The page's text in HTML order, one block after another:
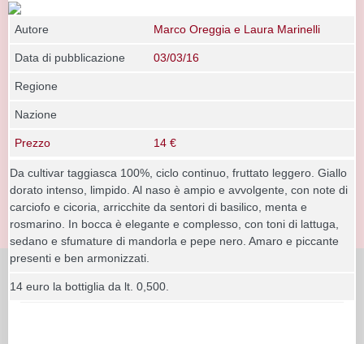
Autore Marco Oreggia e Laura Marinelli
Data di pubblicazione 03/03/16
Regione
Nazione
Prezzo 14 €
Da cultivar taggiasca 100%, ciclo continuo, fruttato leggero. Giallo
dorato intenso, limpido. Al naso è ampio e avvolgente, con note di
carciofo e cicoria, arricchite da sentori di basilico, menta e
rosmarino. In bocca è elegante e complesso, con toni di lattuga,
sedano e sfumature di mandorla e pepe nero. Amaro e piccante
presenti e ben armonizzati.
14 euro la bottiglia da lt. 0,500.